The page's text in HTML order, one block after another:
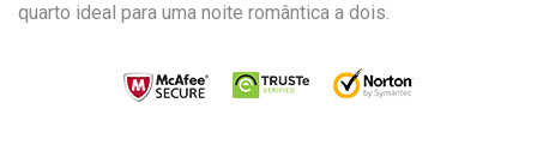
quarto ideal para uma noite romântica a dois.